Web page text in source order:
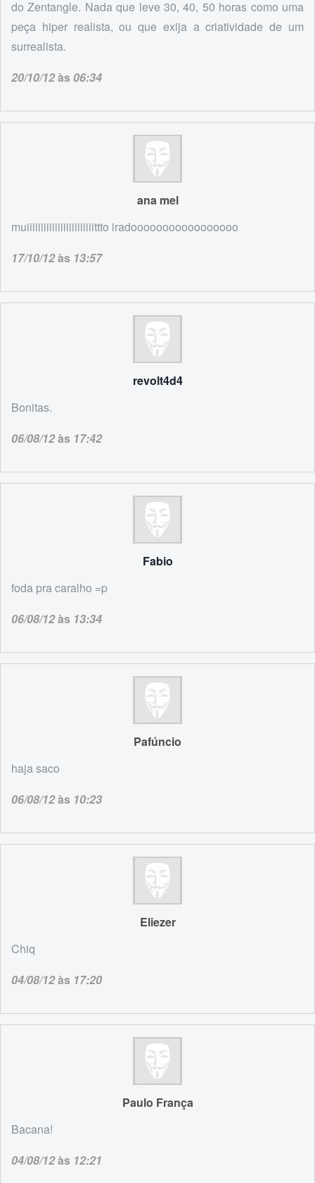
do Zentangle. Nada que leve 30, 40, 50 horas como uma
peça hiper realista, ou que exija a criatividade de um
surrealista.
20/10/12às06:34
ana mel
muiiiiiiiiiiiiiiiiiiiiiiiittto iradooooooooooooooooo
17/10/12às 13:57
revolt4d4
Bonitas.
06/08/12às 17:42
Fabio
foda pra caralho =p
06/08/12às 13:34
Pafúncio
haja saco
06/08/12às 10:23
Eliezer
Chiq
04/08/12às 17:20
Paulo França
Bacana!
04/08/12às 12:21